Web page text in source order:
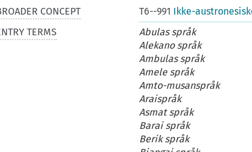
CONCEPT T6--991 Ikke-
TERMS
Abulas språk
Alekano språk
Ambulas språk
Amele språk
Amto-musanspråk
Araispråk
Asmat språk
Barai språk
Berik språk